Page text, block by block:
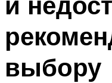
выбору